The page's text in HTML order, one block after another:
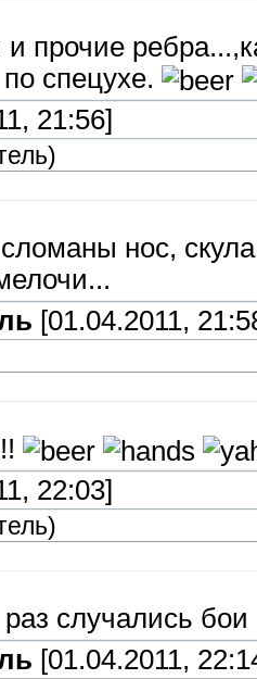
прочие
спецухе.
21:56]
)
нос,
[01.04.2011,
22:03]
)
раз случались
[01.04.2011,